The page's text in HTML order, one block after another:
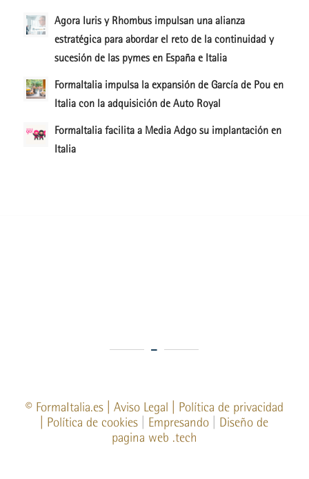
Agora Iuris y Rhombus impulsan una alianza
estratégica para abordar el reto de la continuidad y
sucesión de las pymes en España e Italia
FormaItalia impulsa la expansión de García de Pou en
Italia con la adquisición de Auto Royal
FormaItalia facilita a Media Adgo su implantación en
Italia
© FormaItalia.es Aviso Legal
Política de privacidad
Política de cookies Empresando
Diseño de
pagina web .tech